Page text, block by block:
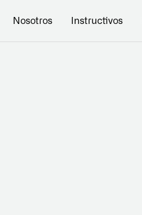
Nosotros Instructivos